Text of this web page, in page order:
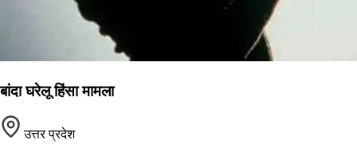
बांदा घरेलू हिंसा मामला
उत्तर प्रदेश